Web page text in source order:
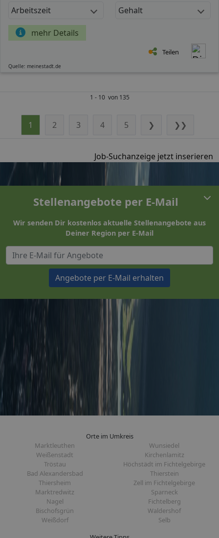
Arbeitszeit Gehalt
mehr Details
Teilen
Quelle: meinestadt.de
1 - 10 von 135
1 2 3 4 5 ❯ ❯❯
Job-Suchanzeige jetzt inserieren
Stellenangebote per E-Mail
Wir senden Dir kostenlos aktuelle Stellenangebote aus
Deiner Region per E-Mail
Angebote per E-Mail erhalten
Orte im Umkreis
Marktleuthen
Wunsiedel
Weißenstadt
Kirchenlamitz
Tröstau
Höchstädt im Fichtelgebirge
Bad Alexandersbad
Thierstein
Thiersheim
Zell im Fichtelgebirge
Marktredwitz
Sparneck
Nagel
Fichtelberg
Bischofsgrün
Waldershof
Weißdorf
Selb